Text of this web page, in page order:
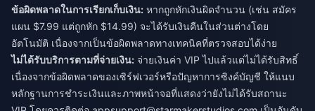
ข้อผิดพลาดในการเรียกเก็บเงิน: หากถูกหักเงินผิดจำนวน (เช่น สมัคร
แผน $7.99 แต่ถูกหัก $14.99) จะได้รับเงินคืนในส่วนต่างโดย
อัตโนมัติ เนื่องจากเป็นข้อผิดพลาดทางเทคนิคที่ตรวจสอบได้ง่าย
ไม่ได้รับบริการตามที่จ่ายเงิน: จ่ายเงินค่า VIP ไปแล้วแต่ไม่ได้รับสิทธิ์
เนื่องจากข้อผิดพลาดของเซิร์ฟเวอร์หรือปัญหาการซิงค์บัญชี ให้แนบ
หลักฐานการชำระเงินและภาพหน้าจอที่แสดงว่ายังไม่ได้รับสถานะ